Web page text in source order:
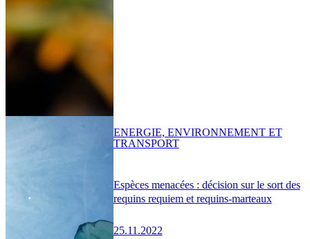
Espèces menacées : décision sur le sort des
requins requiem et requins-marteaux
25.11.2022
ENERGIE, ENVIRONNEMENT ET
TRANSPORT